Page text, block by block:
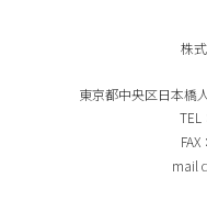
株
東京都中央区日本橋
TEL
FAX：
mail